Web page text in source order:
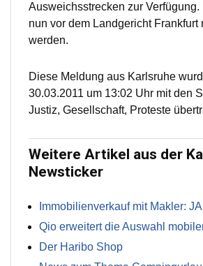
Ausweichsstrecken zur
nun vor dem Landgericht Frankfurt
werden.
Diese Meldung aus Karlsruhe
30.03.2011 um 13:02 Uhr mit den
Justiz, Gesellschaft, Proteste
Weitere Artikel aus der
Newsticker
Immobilienverkauf mit Makler:
Qio erweitert die Auswahl
Der Haribo Shop